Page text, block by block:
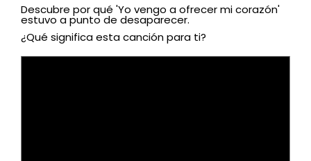
Descubre por qué 'Yo vengo a ofrecer mi corazón'
estuvo a punto de desaparecer.
¿Qué significa esta canción para ti?